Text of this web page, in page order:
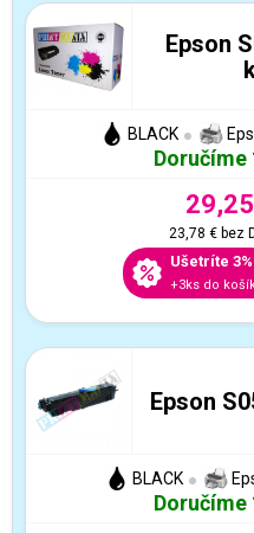
Epson
BLACK
Doručíme
23,78 €bez
Ušetríte
+3ks do
Epson
BLACK
Doručíme